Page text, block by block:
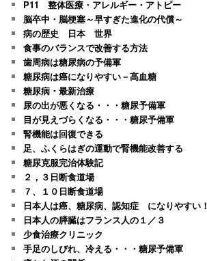
P11 整体医療・アレルギー・アトピー
脳卒中・脳梗塞～早すぎた進化の代償～
病の歴史 日本 世界
食事のバランスで改善する方法
歯周病は糖尿病の予備軍
糖尿病は癌になりやすい－高血糖
糖尿病・最新治療
尿の出が悪くなる・・・糖尿予備軍
目が見えづらくなる・・・糖尿予備軍
腎機能は回復できる
足、ふくらはぎの運動で腎機能改善する
糖尿克服完治体験記
２，３日断食道場
７、１０日断食道場
日本人は癌、糖尿病、認知症 になりやすい！
日本人の膵臓はフランス人の１／３
少食治療クリニック
手足のしびれ、冷える・・・糖尿予備軍